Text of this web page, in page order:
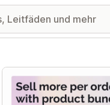
Vorgestellte Bildergalerie